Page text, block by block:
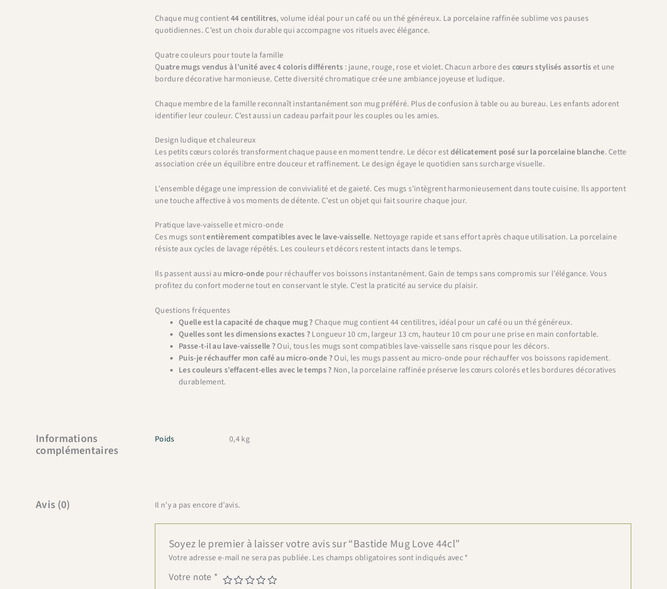
Chaque mug contient44 centilitres, volume idéal pour un café ou un thé généreux. La porcelaine raffinée sublime vos pauses
quotidiennes. C’est un choix durable qui accompagne vos rituels avec élégance.
Quatre couleurs pour toute la famille
Quatre mugs vendus à l’unité avec 4 coloris différents : jaune, rouge, rose et violet. Chacun arbore des cœurs stylisés assortiset une
bordure décorative harmonieuse. Cette diversité chromatique crée une ambiance joyeuse et ludique.
Chaque membre de la famille reconnaît instantanément son mug préféré. Plus de confusion à table ou au bureau. Les enfants adorent
identifier leur couleur. C’est aussi un cadeau parfait pour les couples ou les amies.
Design ludique et chaleureux
Les petits cœurs colorés transforment chaque pause en moment tendre. Le décor estdélicatement posé sur la porcelaine blanche. Cette
association crée un équilibre entre douceur et raffinement. Le design égaye le quotidien sans surcharge visuelle.
L’ensemble dégage une impression de convivialité et de gaieté. Ces mugs s’intègrent harmonieusement dans toute cuisine. Ils apportent
une touche affective à vos moments de détente. C’est un objet qui fait sourire chaque jour.
Pratique lave-vaisselle et micro-onde
Ces mugs sontentièrement compatibles avec le lave-vaisselle. Nettoyage rapide et sans effort après chaque utilisation. La porcelaine
résiste aux cycles de lavage répétés. Les couleurs et décors restent intacts dans le temps.
Ils passent aussi au micro-onde pour réchauffer vos boissons instantanément. Gain de temps sans compromis sur l’élégance. Vous
profitez du confort moderne tout en conservant le style. C’est la praticité au service du plaisir.
Questions fréquentes
Quelle est la capacité de chaque mug ? Chaque mug contient 44 centilitres, idéal pour un café ou un thé généreux.
Quelles sont les dimensions exactes ?Longueur 10 cm, largeur 13 cm, hauteur 10 cm pour une prise en main confortable.
Passe-t-il au lave-vaisselle ?Oui, tous les mugs sont compatibles lave-vaisselle sans risque pour les décors.
Puis-je réchauffer mon café au micro-onde ?Oui, les mugs passent au micro-onde pour réchauffer vos boissons rapidement.
Les couleurs s’effacent-elles avec le temps ? Non, la porcelaine raffinée préserve les cœurs colorés et les bordures décoratives
durablement.
Informations
complémentaires
Poids 0,4 kg
Avis (0) Il n’y a pas encore d’avis.
Soyez le premier à laisser votre avis sur “Bastide Mug Love 44cl”
Votre adresse e-mail ne sera pas publiée. Les champs obligatoires sont indiqués avec*
Votre note *
×
Bienvenue chez Cafés Querry !
Profitez de -10% sur votre première commande (hors